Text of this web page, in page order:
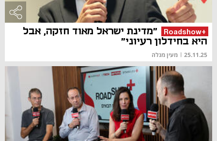
+Roadshow
"מדינת ישראל מאוד חזקה, אבל
היא בחידלון רעיוני"
25.11.25
| מעין מנלה